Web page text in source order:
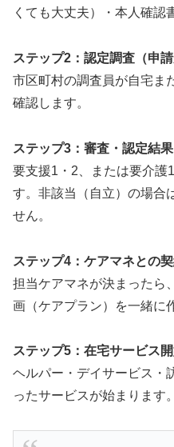
くても大丈夫）・本人確認
ステップ2：認定調査（申
市区町村の調査員が自宅ま
確認します。
ステップ3：審査・認定結
要支援1・2、または要介護
す。非該当（自立）の場合
せん。
ステップ4：ケアマネとの
担当ケアマネが決まったら
画（ケアプラン）を一緒に
ステップ5：在宅サービス
ヘルパー・デイサービス・
ったサービスが始まります。